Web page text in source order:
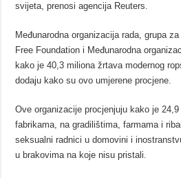
svijeta, prenosi agencija Reuters.
Međunarodna organizacija rada, grupa
Free Foundation i Međunarodna
kako je 40,3 miliona žrtava modernog
dodaju kako su ovo umjerene procjene.
Ove organizacije procjenjuju kako je
fabrikama, na gradilištima, farmama i
seksualni radnici u domovini i
u brakovima na koje nisu pristali.